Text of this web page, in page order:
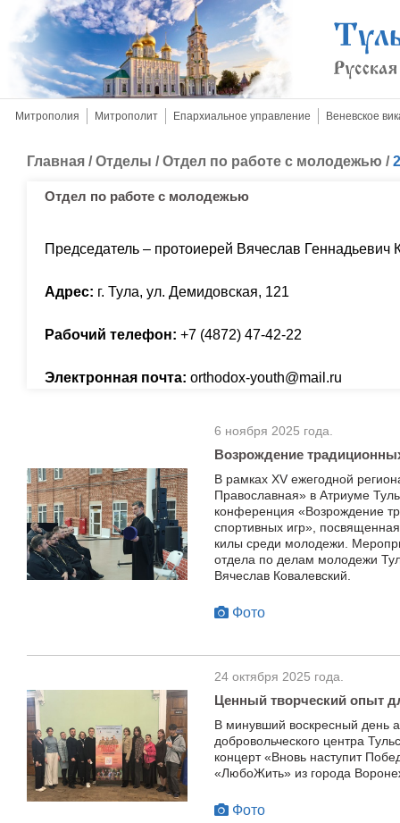
Митрополия Митрополит Епархиальное управление Веневское
Главная /Отделы /Отдел по работе с молодежью /2
Отдел по работе с молодежью
Председатель – протоиерей Вячеслав Геннадьевич
Адрес: г. Тула, ул. Демидовская, 121
Рабочий телефон: +7 (4872) 47-42-22
Электронная почта: orthodox-youth@mail.ru
6 ноября 2025 года.
Возрождение
В рамках XV ежегодной
Православная» в Атриуме
конференция «Возрождение
спортивных игр»,
килы среди молодежи.
отдела по делам молодежи
Вячеслав Ковалевский.
Фото
24 октября 2025 года.
Ценный творческий опыт
В минувший воскресный день
добровольческого центра
концерт «Вновь наступит
«ЛюбоЖить» из города
Фото